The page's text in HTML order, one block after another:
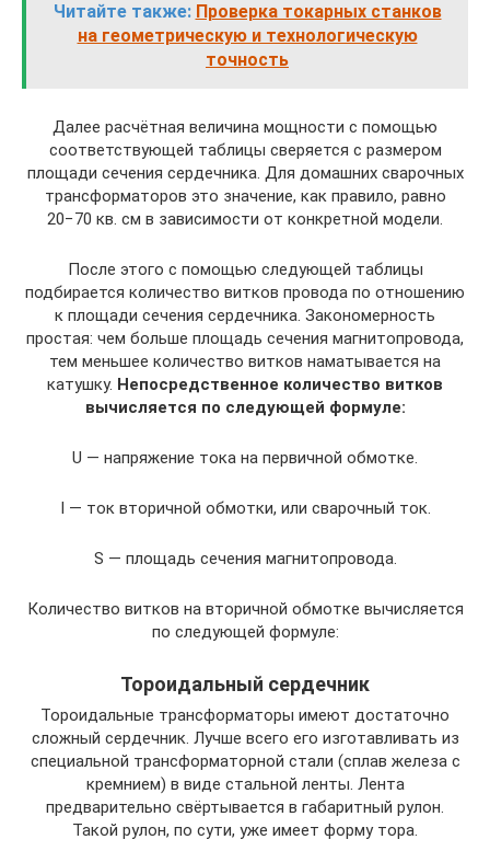
Читайте также: Проверка токарных станков
на геометрическую и технологическую
точность
Далее расчётная величина мощности с помощью
соответствующей таблицы сверяется с размером
площади сечения сердечника. Для домашних сварочных
трансформаторов это значение, как правило, равно
20−70 кв. см в зависимости от конкретной модели.
После этого с помощью следующей таблицы
подбирается количество витков провода по отношению
к площади сечения сердечника. Закономерность
простая: чем больше площадь сечения магнитопровода,
тем меньшее количество витков наматывается на
катушку. Непосредственное количество витков
вычисляется по следующей формуле:
U — напряжение тока на первичной обмотке.
I — ток вторичной обмотки, или сварочный ток.
S — площадь сечения магнитопровода.
Количество витков на вторичной обмотке вычисляется
по следующей формуле:
Тороидальный сердечник
Тороидальные трансформаторы имеют достаточно
сложный сердечник. Лучше всего его изготавливать из
специальной трансформаторной стали (сплав железа с
кремнием) в виде стальной ленты. Лента
предварительно свёртывается в габаритный рулон.
Такой рулон, по сути, уже имеет форму тора.